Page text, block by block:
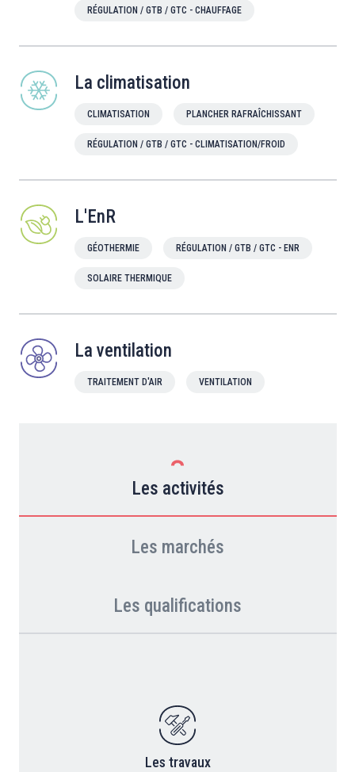
RÉGULATION / GTB / GTC - CHAUFFAGE
La climatisation
CLIMATISATION PLANCHER RAFRAÎCHISSANT
RÉGULATION / GTB / GTC - CLIMATISATION/FROID
L'EnR
GÉOTHERMIE RÉGULATION / GTB / GTC - ENR
SOLAIRE THERMIQUE
La ventilation
TRAITEMENT D'AIR VENTILATION
Les activités
Les marchés
Les qualifications
Les travaux